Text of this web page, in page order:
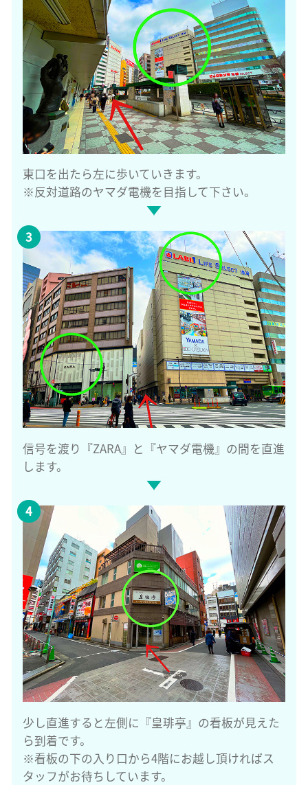
東口を出たら左に歩いていきます。
※反対道路のヤマダ電機を目指して下さい。
信号を渡り『ZARA』と『ヤマダ電機』の間を直進
します。
少し直進すると左側に『皇琲亭』の看板が見えた
ら到着です。
※看板の下の入り口から4階にお越し頂ければス
タッフがお待ちしています。